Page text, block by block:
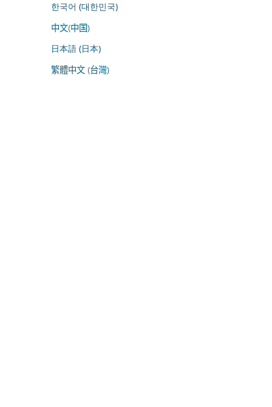
한국어 (대한민국)
中文(中国)
日本語 (日本)
繁體中文 (台灣)